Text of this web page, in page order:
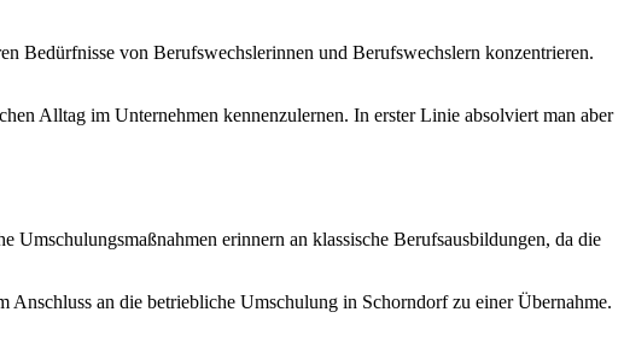
Bedürfnisse von Berufswechslerinnen und Berufswechslern konzentrieren.
Alltag im Unternehmen kennenzulernen. In erster Linie absolviert man aber
erinnern an klassische Berufsausbildungen, da die
an die betriebliche Umschulung in Schorndorf zu einer Übernahme.